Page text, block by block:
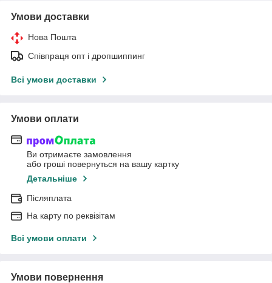
Умови доставки
Нова Пошта
Співпраця опт і дропшиппинг
Всі умови доставки
Умови оплати
Ви отримаєте замовлення
або гроші повернуться на вашу картку
Детальніше
Післяплата
На карту по реквізітам
Всі умови оплати
Умови повернення